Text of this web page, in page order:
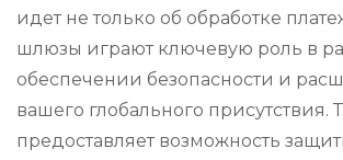
идет не только об обработке
шлюзы играют ключевую роль в
обеспечении безопасности и
вашего глобального присутствия.
предоставляет возможность